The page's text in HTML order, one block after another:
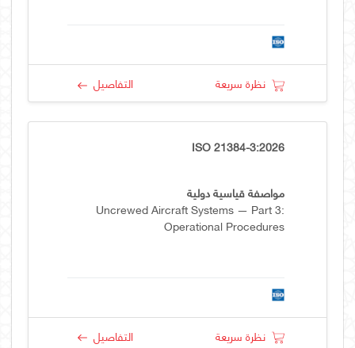
نظرة سريعة التفاصيل
ISO 21384-3:2026
مواصفة قياسية دولية
Uncrewed Aircraft Systems — Part 3:
Operational Procedures
نظرة سريعة التفاصيل